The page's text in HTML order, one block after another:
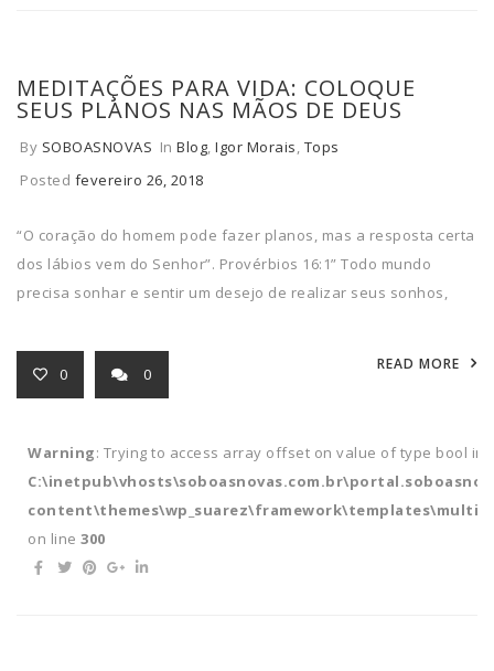
MEDITAÇÕES PARA VIDA: COLOQUE
SEUS PLANOS NAS MÃOS DE DEUS
By SOBOASNOVAS In Blog, Igor Morais, Tops
Posted fevereiro 26, 2018
“O coração do homem pode fazer planos, mas a resposta certa
dos lábios vem do Senhor”. Provérbios 16:1” Todo mundo
precisa sonhar e sentir um desejo de realizar seus sonhos,
READ MORE
0 0
Warning: Trying to access array offset on value of type bool in
on line 300